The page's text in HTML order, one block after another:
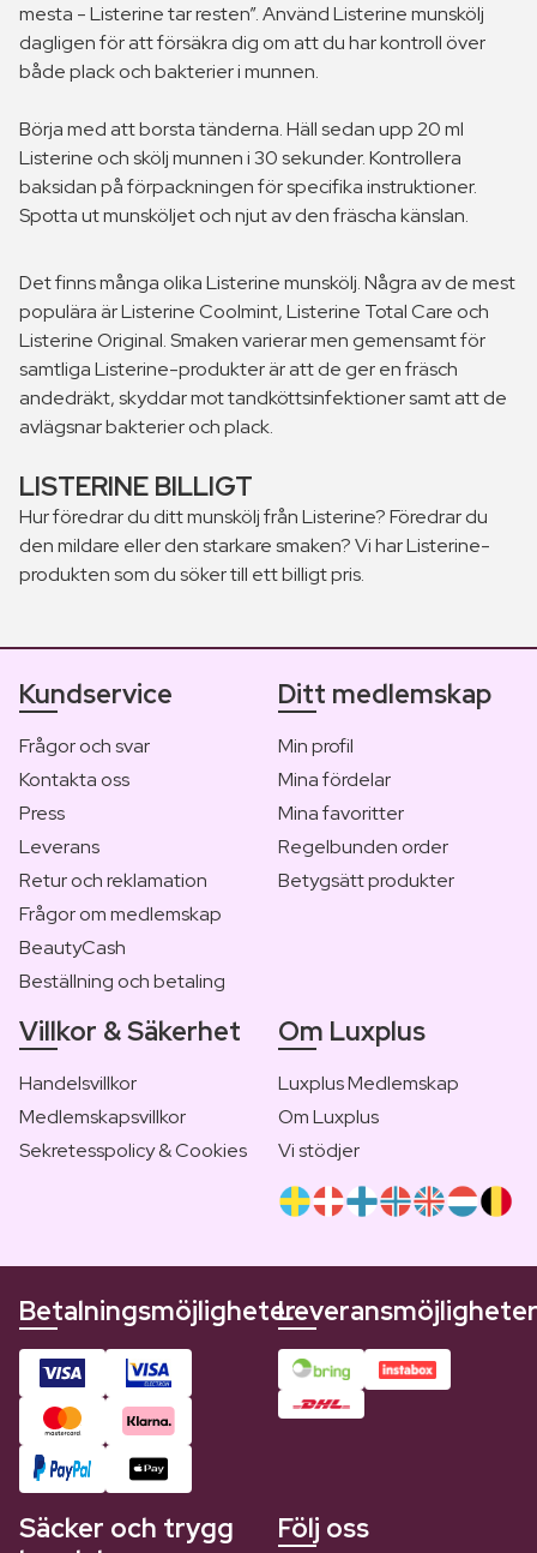
mesta - Listerine tar resten”. Använd Listerine munskölj
dagligen för att försäkra dig om att du har kontroll över
både plack och bakterier i munnen.
Börja med att borsta tänderna. Häll sedan upp 20 ml
Listerine och skölj munnen i 30 sekunder. Kontrollera
baksidan på förpackningen för specifika instruktioner.
Spotta ut munsköljet och njut av den fräscha känslan.
Det finns många olika Listerine munskölj. Några av de mest
populära är Listerine Coolmint, Listerine Total Care och
Listerine Original. Smaken varierar men gemensamt för
samtliga Listerine-produkter är att de ger en fräsch
andedräkt, skyddar mot tandköttsinfektioner samt att de
avlägsnar bakterier och plack.
LISTERINE BILLIGT
Hur föredrar du ditt munskölj från Listerine? Föredrar du
den mildare eller den starkare smaken? Vi har Listerine-
produkten som du söker till ett billigt pris.
Kundservice
Frågor och svar
Kontakta oss
Press
Leverans
Retur och reklamation
Frågor om medlemskap
BeautyCash
Beställning och betaling
Ditt medlemskap
Min profil
Mina fördelar
Mina favoritter
Regelbunden order
Betygsätt produkter
Villkor & Säkerhet
Handelsvillkor
Medlemskapsvillkor
Sekretesspolicy & Cookies
Om Luxplus
Luxplus Medlemskap
Om Luxplus
Vi stödjer
BetalningsmöjligheterLeveransmöjligheter
Säcker och trygg
Följ oss